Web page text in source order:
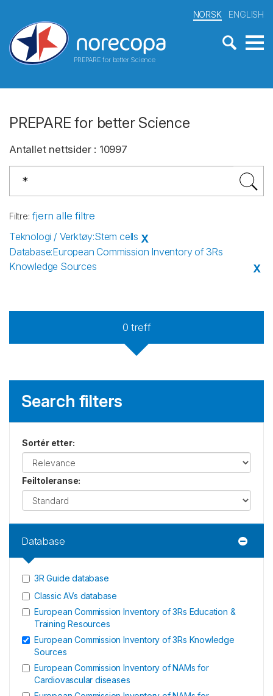
PREPARE for better Science
NORSK ENGLISH
PREPARE for better Science
Antallet nettsider: 10997
Filtre: fjern alle filtre
Teknologi / Verktøy:Stem cells X
Database:European Commission Inventory of 3Rs
Knowledge Sources
X
0 treff
Search filters
Sortér etter:
Feiltoleranse:
Database
3R Guide database
Classic AVs database
European Commission Inventory of 3Rs Education &
Training Resources
European Commission Inventory of 3Rs Knowledge
Sources
European Commission Inventory of NAMs for
Cardiovascular diseases